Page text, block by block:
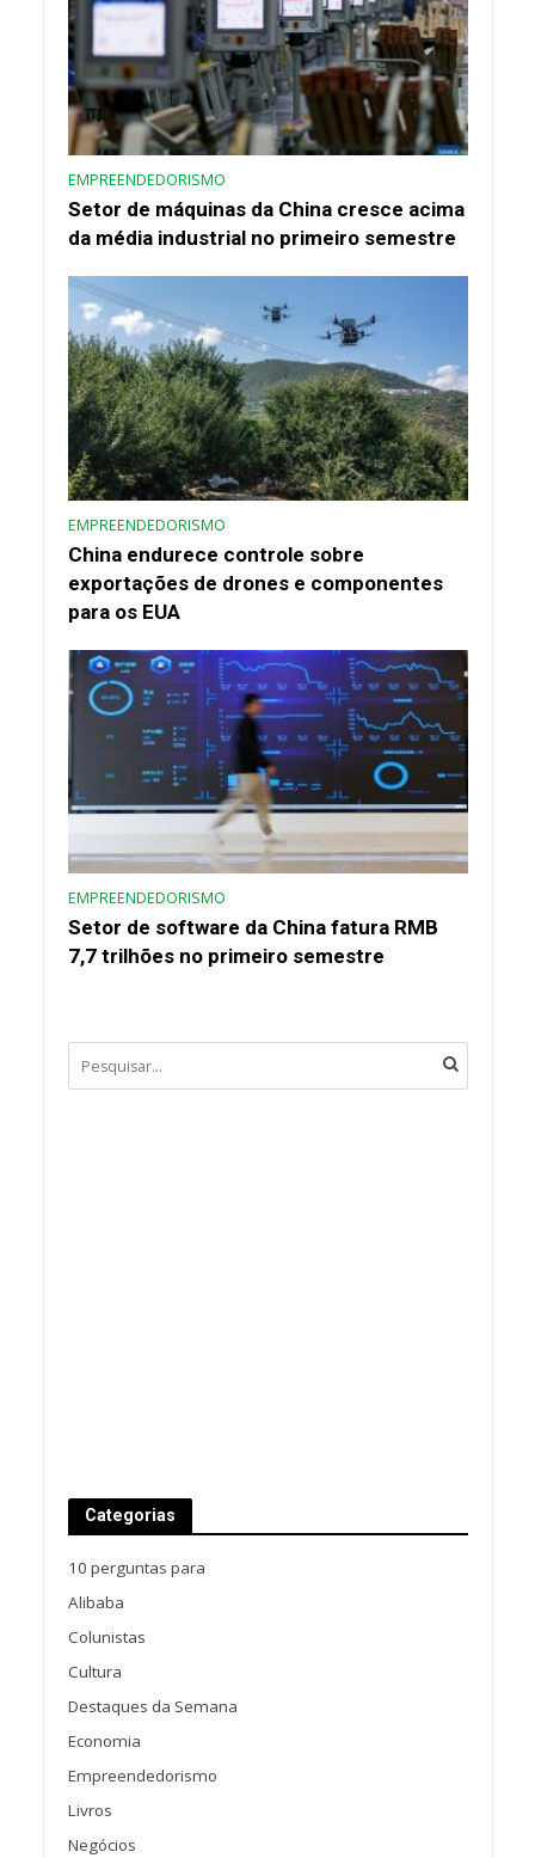
EMPREENDEDORISMO
Setor de máquinas da China cresce acima
da média industrial no primeiro semestre
EMPREENDEDORISMO
China endurece controle sobre
exportações de drones e componentes
para os EUA
EMPREENDEDORISMO
Setor de software da China fatura RMB
7,7 trilhões no primeiro semestre
Categorias
10 perguntas para
Alibaba
Colunistas
Cultura
Destaques da Semana
Economia
Empreendedorismo
Livros
Negócios